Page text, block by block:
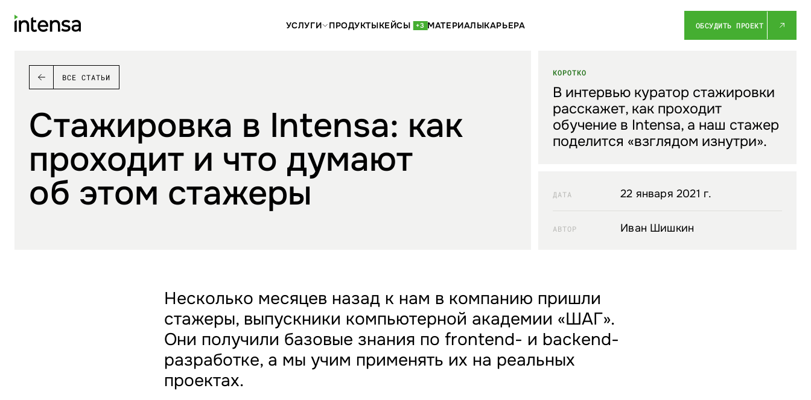
УСЛУГИ ПРОДУКТЫКЕЙСЫ +3 МАТЕРИАЛЫКАРЬЕРА ОБСУДИТЬ ПРОЕКТ
ВСЕ СТАТЬИ
Стажировка в Intensa: как
проходит и что думают
об этом стажеры
КОРОТКО
В интервью куратор стажировки
расскажет, как проходит
обучение в Intensa, а наш стажер
поделится «взглядом изнутри».
ДАТА 22 января 2021 г.
АВТОР Иван Шишкин
Несколько месяцев назад к нам в компанию пришли
стажеры, выпускники компьютерной академии «ШАГ».
Они получили базовые знания по frontend- и backend-
разработке, а мы учим применять их на реальных
проектах.